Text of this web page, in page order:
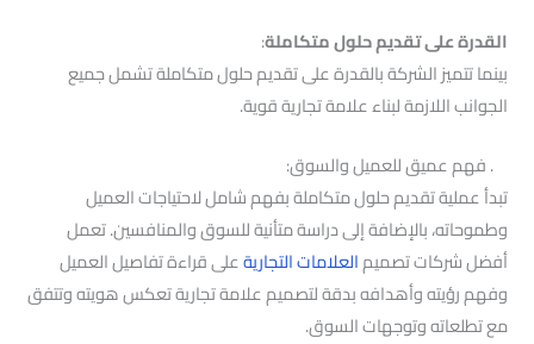
القدرة على تقديم حلول متكاملة:
بينما تتميز الشركة بالقدرة على تقديم حلول متكاملة تشمل جميع
الجوانب اللازمة لبناء علامة تجارية قوية.
. فهم عميق للعميل والسوق:
تبدأ عملية تقديم حلول متكاملة بفهم شامل لاحتياجات العميل
وطموحاته، بالإضافة إلى دراسة متأنية للسوق والمنافسين. تعمل
أفضل شركات تصميمالعلامات التجاريةعلى قراءة تفاصيل العميل
وفهم رؤيته وأهدافه بدقة لتصميم علامة تجارية تعكس هويته وتتفق
مع تطلعاته وتوجهات السوق.